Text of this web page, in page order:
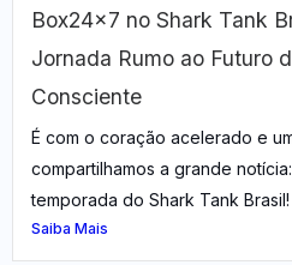
Box24x7 no Shark Tank
Jornada Rumo ao Futuro
Consciente
É com o coração acelerado e
compartilhamos a grande
temporada do Shark Tank Brasil!
Saiba Mais